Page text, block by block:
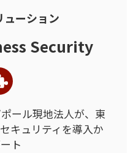
ューション
Security
ール現地法人が、 東
キュリティを導入か
ト